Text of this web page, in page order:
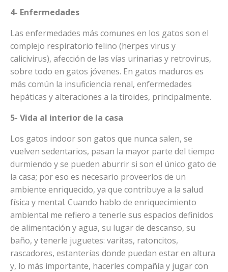
4- Enfermedades
Las enfermedades más comunes en los gatos son el
complejo respiratorio felino (herpes virus y
calicivirus), afección de las vías urinarias y retrovirus,
sobre todo en gatos jóvenes. En gatos maduros es
más común la insuficiencia renal, enfermedades
hepáticas y alteraciones a la tiroides, principalmente.
5- Vida al interior de la casa
Los gatos indoor son gatos que nunca salen, se
vuelven sedentarios, pasan la mayor parte del tiempo
durmiendo y se pueden aburrir si son el único gato de
la casa; por eso es necesario proveerlos de un
ambiente enriquecido, ya que contribuye a la salud
física y mental. Cuando hablo de enriquecimiento
ambiental me refiero a tenerle sus espacios definidos
de alimentación y agua, su lugar de descanso, su
baño, y tenerle juguetes: varitas, ratoncitos,
rascadores, estanterías donde puedan estar en altura
y, lo más importante, hacerles compañía y jugar con